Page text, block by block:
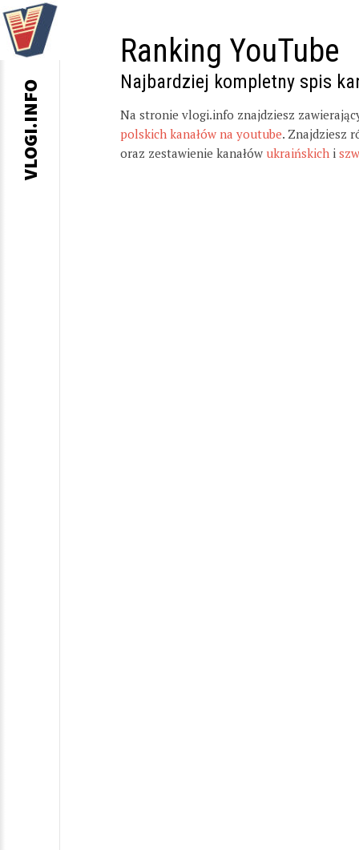
Ranking YouTube
Najbardziej kompletny spis
Na stronie vlogi.info znajdziesz
polskich kanałów na youtube. Znajdziesz
oraz zestawienie kanałów ukraińskich i
VLOGI.INFO